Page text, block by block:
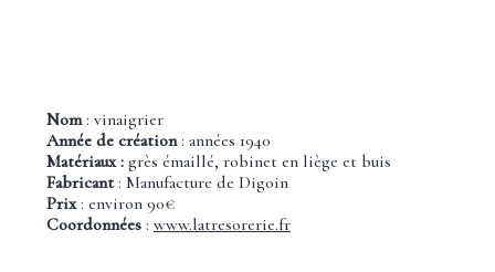
Nom: vinaigrier
Année de création: années 1940
Matériaux :grès émaillé, robinet en liège et buis
Fabricant: Manufacture de Digoin
Prix: environ 90€
Coordonnées: www.latresorerie.fr